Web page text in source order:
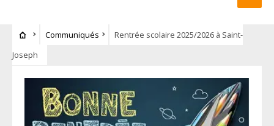
Communiqués
Rentrée scolaire 2025/2026 à Saint-
Joseph